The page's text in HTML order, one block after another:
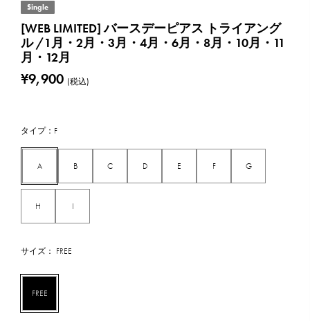
Single
[WEB LIMITED] バースデーピアス トライアング
ル /1月・2月・3月・4月・6月・8月・10月・11
月・12月
¥9,900 (税込)
タイプ：F
A B C D E F G
H I
サイズ： FREE
FREE